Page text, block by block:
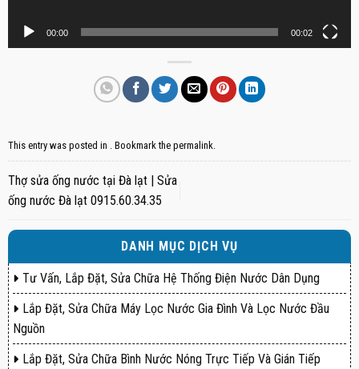
00:00 00:02
This entry was posted in . Bookmark the permalink.
Thợ sửa ống nước tại Đà lạt | Sửa
ống nước Đà lạt 0915.60.34.35
DANH MỤC DỊCH VỤ
Tư Vấn, Lắp Đặt, Sửa Chữa Hệ Thống Điện Nước Dân Dụng
Lắp Đặt, Sửa Chữa Máy Lọc Nước Gia Đình Và Lọc Nước Đầu
Nguồn
Lắp Đặt, Sửa Chữa Bình Nước Nóng Trực Tiếp Và Gián Tiếp